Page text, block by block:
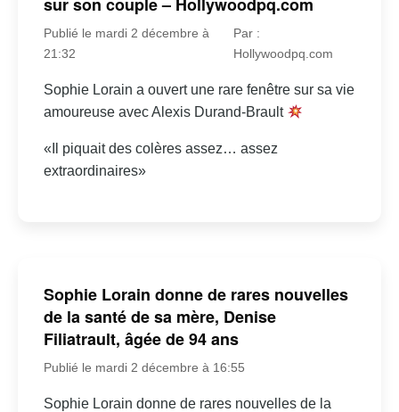
sur son couple – Hollywoodpq.com
Publié le mardi 2 décembre à
21:32
Par :
Hollywoodpq.com
Sophie Lorain a ouvert une rare fenêtre sur sa vie
amoureuse avec Alexis Durand-Brault
«Il piquait des colères assez… assez
extraordinaires»
Sophie Lorain donne de rares nouvelles
de la santé de sa mère, Denise
Filiatrault, âgée de 94 ans
Publié le mardi 2 décembre à 16:55
Sophie Lorain donne de rares nouvelles de la